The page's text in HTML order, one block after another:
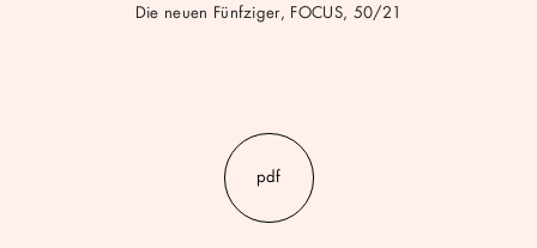
Die neuen Fünfziger, FOCUS, 50/21
pdf